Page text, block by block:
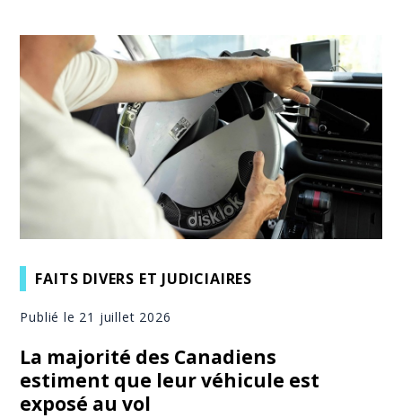
FAITS DIVERS ET JUDICIAIRES
Publié le 21 juillet 2026
La majorité des Canadiens
estiment que leur véhicule est
exposé au vol